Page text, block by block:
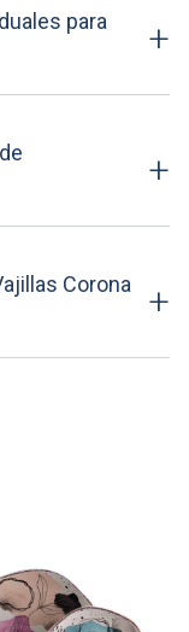
para
+
+
Corona
+